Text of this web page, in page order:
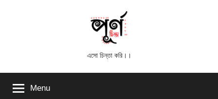
চিন্তা
এসো চিন্তা করি।।
Menu